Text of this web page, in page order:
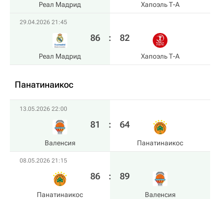
Реал Мадрид Хапоэль Т-А
29.04.2026 21:45
Реал Мадрид
86 : 82
Хапоэль Т-А
Панатинаикос
13.05.2026 22:00
Валенсия
81 : 64
Панатинаикос
08.05.2026 21:15
Панатинаикос
86 : 89
Валенсия